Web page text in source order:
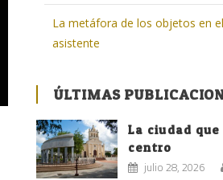
La metáfora de los objetos en
asistente
ÚLTIMAS
La ciudad
centro
julio 28, 2026